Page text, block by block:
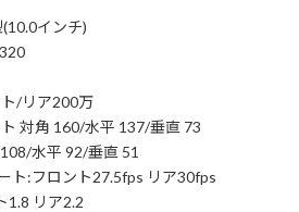
インチ)
/リア200万
対角 160/水平 137/垂直 73
水平 92/垂直 51
:フロント27.5fps リア30fps
リア2.2